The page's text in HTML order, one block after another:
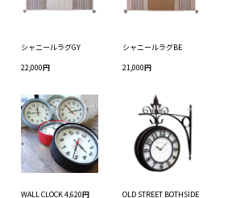
シャニールラグGY
22,000円
シャニールラグBE
21,000円
WALL CLOCK 4,620円
OLD STREET BOTHSIDE